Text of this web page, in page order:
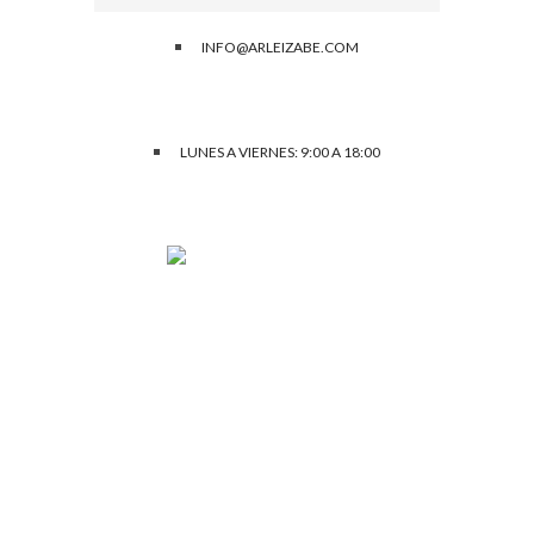
INFO@ARLEIZABE.COM
LUNES A VIERNES: 9:00 A 18:00